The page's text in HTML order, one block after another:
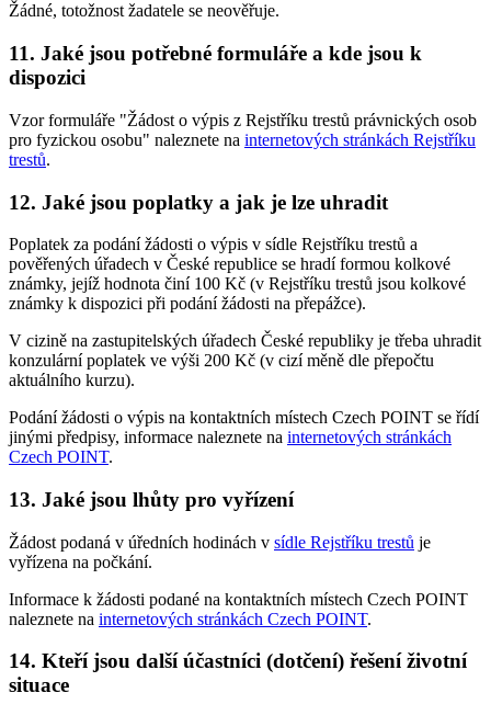
Žádné, totožnost žadatele se neověřuje.
11. Jaké jsou potřebné formuláře a kde jsou k
dispozici
Vzor formuláře "Žádost o výpis z Rejstříku trestů právnických osob
pro fyzickou osobu" naleznete na internetových stránkách Rejstříku
trestů.
12. Jaké jsou poplatky a jak je lze uhradit
Poplatek za podání žádosti o výpis v sídle Rejstříku trestů a
pověřených úřadech v České republice se hradí formou kolkové
známky, jejíž hodnota činí 100 Kč (v Rejstříku trestů jsou kolkové
známky k dispozici při podání žádosti na přepážce).
V cizině na zastupitelských úřadech České republiky je třeba uhradit
konzulární poplatek ve výši 200 Kč (v cizí měně dle přepočtu
aktuálního kurzu).
Podání žádosti o výpis na kontaktních místech Czech POINT se řídí
jinými předpisy, informace naleznete na internetových stránkách
Czech POINT.
13. Jaké jsou lhůty pro vyřízení
Žádost podaná v úředních hodinách v sídle Rejstříku trestů je
vyřízena na počkání.
Informace k žádosti podané na kontaktních místech Czech POINT
naleznete na internetových stránkách Czech POINT.
14. Kteří jsou další účastníci (dotčení) řešení životní
situace